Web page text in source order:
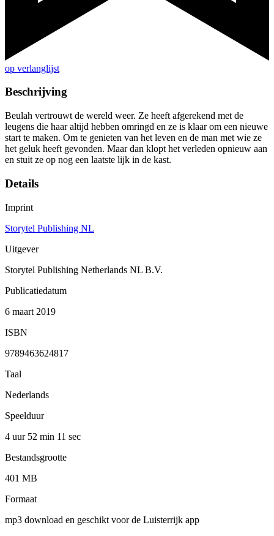
op verlanglijst
Beschrijving
Beulah vertrouwt de wereld weer. Ze heeft afgerekend met de
leugens die haar altijd hebben omringd en ze is klaar om een nieuwe
start te maken. Om te genieten van het leven en de man met wie ze
het geluk heeft gevonden. Maar dan klopt het verleden opnieuw aan
en stuit ze op nog een laatste lijk in de kast.
Details
Imprint
Storytel Publishing NL
Uitgever
Storytel Publishing Netherlands NL B.V.
Publicatiedatum
6 maart 2019
ISBN
9789463624817
Taal
Nederlands
Speelduur
4 uur 52 min 11 sec
Bestandsgrootte
401 MB
Formaat
mp3 download en geschikt voor de Luisterrijk app